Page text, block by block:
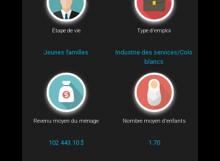
Étape de vie
Jeunes familles
Type d'emploi
Industrie des services/Cols
blancs
Revenu moyen du ménage
102 443.10 $
Nombre moyen d'enfants
1.70